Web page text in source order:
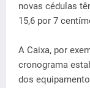
novas cédulas
15,6 por 7
A Caixa, por
cronograma
dos